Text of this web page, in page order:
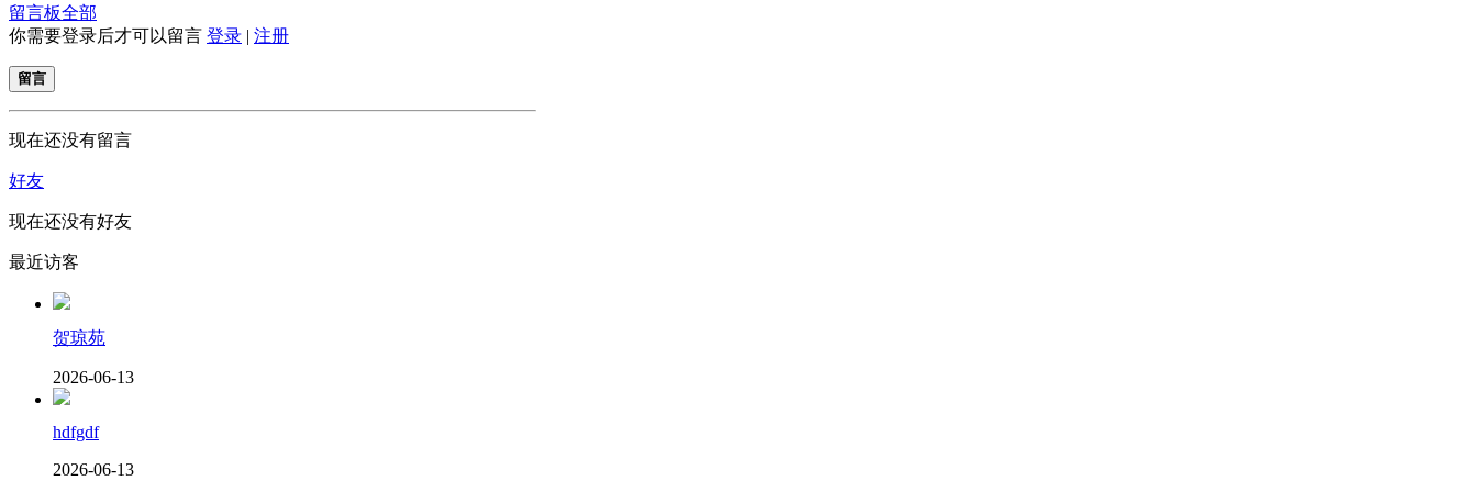
留言板全部
你需要登录后才可以留言 登录 | 注册
留言
现在还没有留言
好友
现在还没有好友
最近访客
贺琼苑
2026-06-13
hdfgdf
2026-06-13